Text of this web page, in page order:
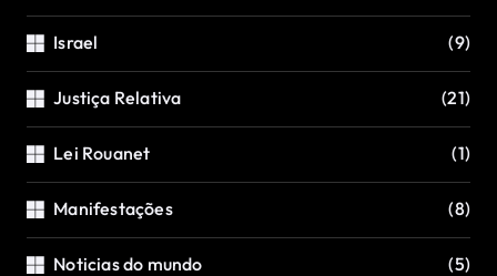
Israel (9)
Justiça Relativa (21)
Lei Rouanet (1)
Manifestações (8)
Noticias do mundo (5)